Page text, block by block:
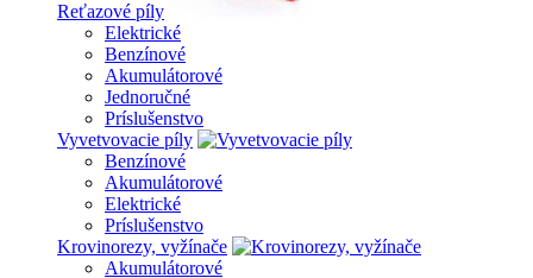
Reťazové píly
Elektrické
Benzínové
Akumulátorové
Jednoručné
Príslušenstvo
Vyvetvovacie píly
Benzínové
Akumulátorové
Elektrické
Príslušenstvo
Krovinorezy, vyžínače
Akumulátorové